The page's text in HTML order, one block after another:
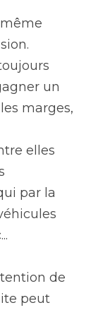
un
marges,
elles
par la
de
peut